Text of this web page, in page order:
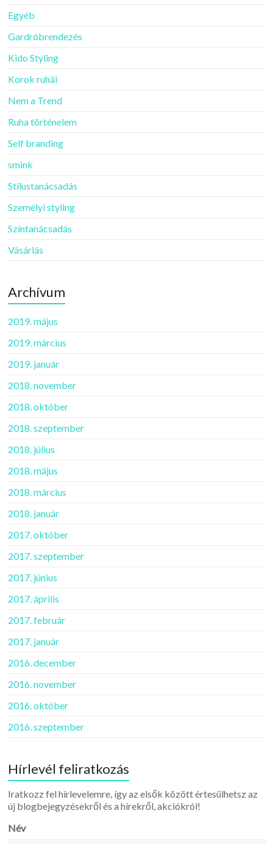
Egyéb
Gardróbrendezés
Kido Styling
Korok ruhái
Nem a Trend
Ruha történelem
Self branding
smink
Stílustanácsadás
Személyi styling
Színtanácsadás
Vásárlás
Archívum
2019. május
2019. március
2019. január
2018. november
2018. október
2018. szeptember
2018. július
2018. május
2018. március
2018. január
2017. október
2017. szeptember
2017. június
2017. április
2017. február
2017. január
2016. december
2016. november
2016. október
2016. szeptember
Hírlevél feliratkozás
Iratkozz fel hírlevelemre, így az elsők között értesülhetsz az
új blogbejegyzésekről és a hírekről, akciókról!
Név